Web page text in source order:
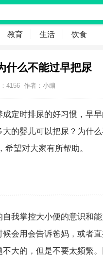
教育 生活 饮食
什么不能过早把尿
4156 作者：小编
定时排尿的好习惯，早
的婴儿可以把尿？为什
望对大家有所帮助。
我掌控大小便的意识和
会用会告诉爸妈，或者
大的，但是不要太频繁